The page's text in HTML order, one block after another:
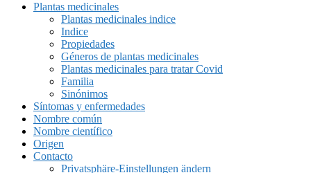
Plantas medicinales
Plantas medicinales indice
Indice
Propiedades
Géneros de plantas medicinales
Plantas medicinales para tratar Covid
Familia
Sinónimos
Síntomas y enfermedades
Nombre común
Nombre científico
Origen
Contacto
Privatsphäre-Einstellungen ändern